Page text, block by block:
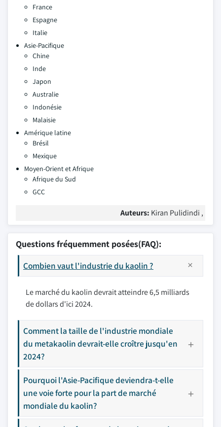
France
Espagne
Italie
Asie-Pacifique
Chine
Inde
Japon
Australie
Indonésie
Malaisie
Amérique latine
Brésil
Mexique
Moyen-Orient et Afrique
Afrique du Sud
GCC
Auteurs: Kiran Pulidindi ,
Questions fréquemment posées(FAQ):
Combien vaut l'industrie du kaolin ?
Le marché du kaolin devrait atteindre 6,5 milliards
de dollars d'ici 2024.
Comment la taille de l'industrie mondiale
du metakaolin devrait-elle croître jusqu'en
2024?
Pourquoi l'Asie-Pacifique deviendra-t-elle
une voie forte pour la part de marché
mondiale du kaolin?